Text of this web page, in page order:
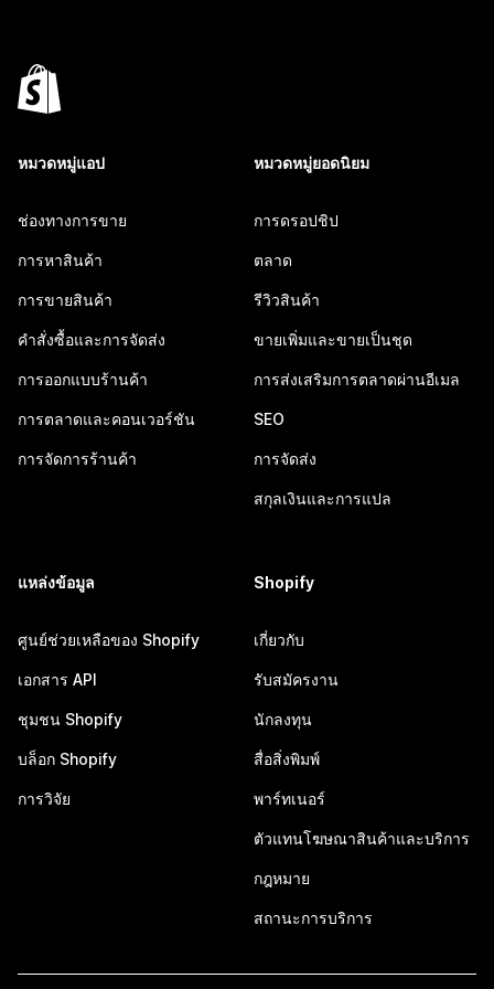
หมวดหมู่แอป
ช่องทางการขาย
การหาสินค้า
การขายสินค้า
คำสั่งซื้อและการจัดส่ง
การออกแบบร้านค้า
การตลาดและคอนเวอร์ชัน
การจัดการร้านค้า
หมวดหมู่ยอดนิยม
การดรอปชิป
ตลาด
รีวิวสินค้า
ขายเพิ่มและขายเป็นชุด
การส่งเสริมการตลาดผ่านอีเมล
SEO
การจัดส่ง
สกุลเงินและการแปล
แหล่งข้อมูล
ศูนย์ช่วยเหลือของ Shopify
เอกสาร API
ชุมชน Shopify
บล็อก Shopify
การวิจัย
Shopify
เกี่ยวกับ
รับสมัครงาน
นักลงทุน
สื่อสิ่งพิมพ์
พาร์ทเนอร์
ตัวแทนโฆษณาสินค้าและบริการ
กฎหมาย
สถานะการบริการ